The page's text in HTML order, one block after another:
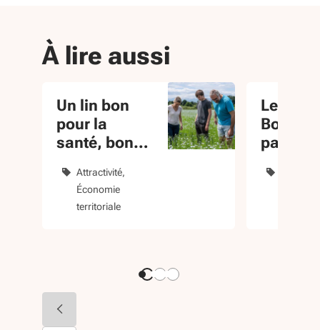
À lire aussi
Un lin bon
pour la
santé, bon
palais
Attractivité
Économie
territoriale
Le
parie